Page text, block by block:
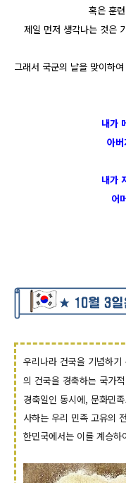
혹은 훈
제일 먼저 생각나는 것은
그래서 국군의 날을 맞이하
내가
아
내가
어
우리나라 건국을 기념하
의 건국을 경축하는 국가적
경축일인 동시에, 문화민
사하는 우리 민족 고유의
한민국에서는 이를 계승